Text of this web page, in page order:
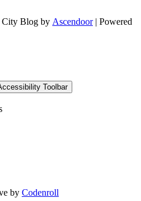
City Blog by Ascendoor| Powered
Toolbar
by Codenroll